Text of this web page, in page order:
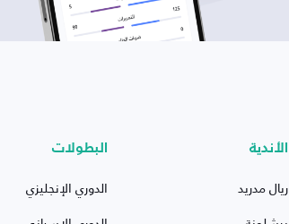
الأندية
ريال مدريد
البطولات
الدوري الإنجليزي